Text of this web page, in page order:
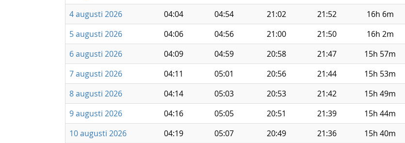
4 augusti 2026
04:04 04:54 21:02 21:52
16h 6m
5 augusti 2026
04:06 04:56 21:00 21:50
16h 2m
6 augusti 2026
04:09 04:59 20:58 21:47
15h 57m
7 augusti 2026
04:11 05:01 20:56 21:44
15h 53m
8 augusti 2026
04:14 05:03 20:53 21:42
15h 49m
9 augusti 2026
04:16 05:05 20:51 21:39
15h 44m
10 augusti 2026
04:19 05:07 20:49 21:36
15h 40m